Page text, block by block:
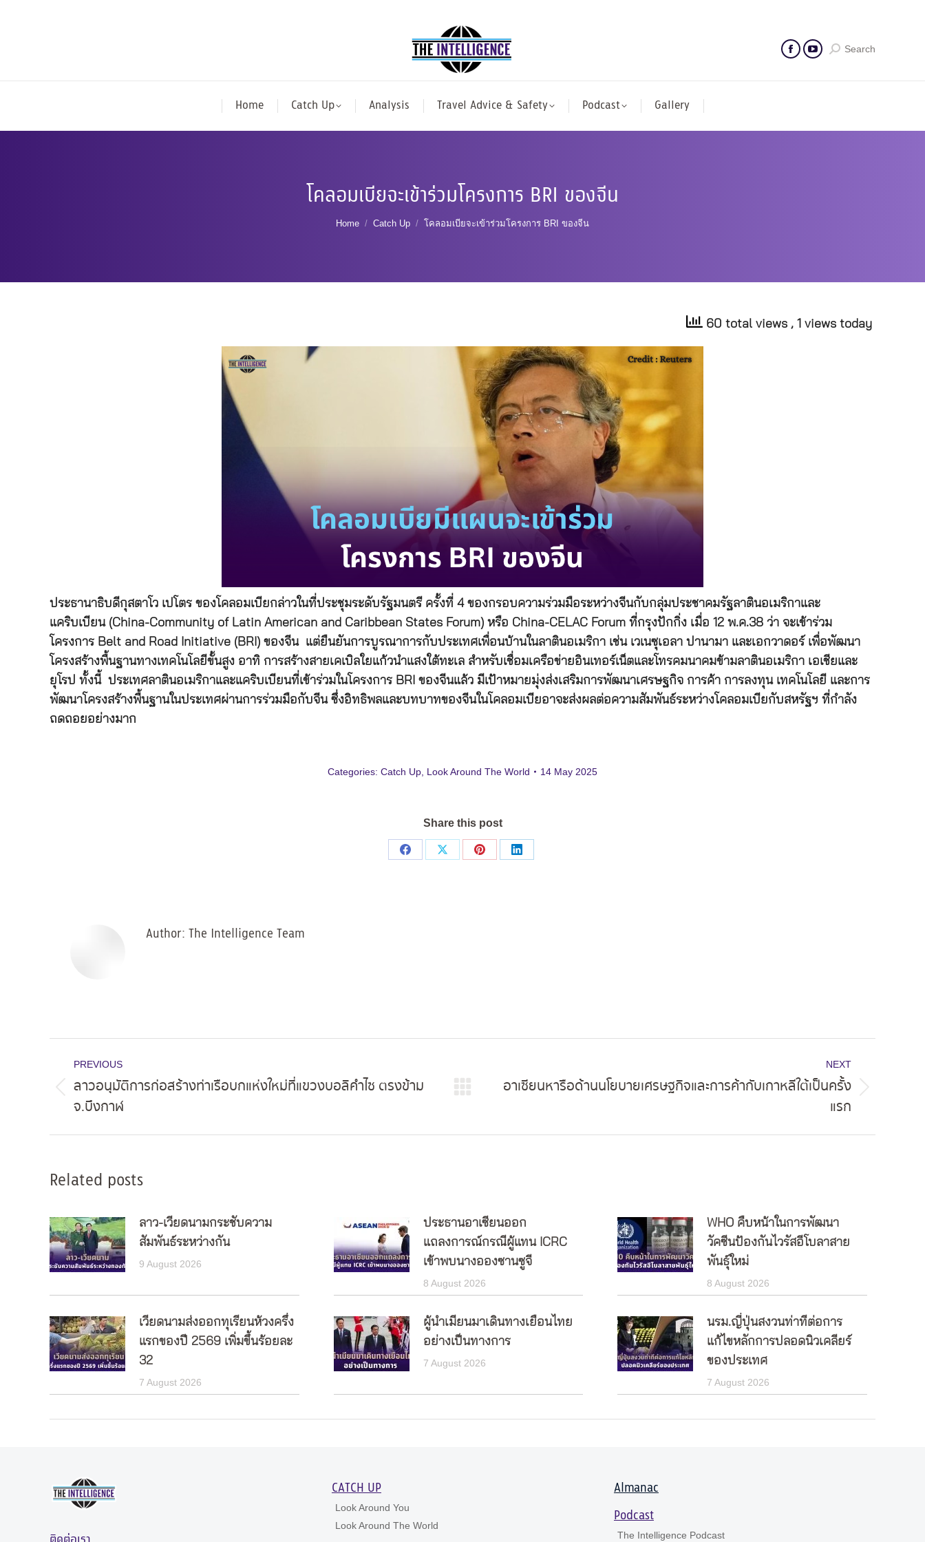
Search
Home Catch Up Analysis Travel Advice & Safety Podcast Gallery
โคลอมเบียจะเข้าร่วมโครงการ BRI ของจีน
You are here:
Home Catch Up โคลอมเบียจะเข้าร่วมโครงการ BRI ของจีน
60 total views , 1 views today
ประธานาธิบดีกุสตาโว เปโตร ของโคลอมเบียกล่าวในที่ประชุมระดับรัฐมนตรี ครั้งที่ 4 ของกรอบความร่วมมือระหว่างจีนกับกลุ่มประชาคมรัฐลาตินอเมริกาและ
แคริบเบียน (China-Community of Latin American and Caribbean States Forum) หรือ China-CELAC Forum ที่กรุงปักกิ่ง เมื่อ 12 พ.ค.38 ว่า จะเข้าร่วม
โครงการ Belt and Road Initiative (BRI) ของจีน แต่ยืนยันการบูรณาการกับประเทศเพื่อนบ้านในลาตินอเมริกา เช่น เวเนซุเอลา ปานามา และเอกวาดอร์ เพื่อพัฒนา
โครงสร้างพื้นฐานทางเทคโนโลยีขั้นสูง อาทิ การสร้างสายเคเบิลใยแก้วนำแสงใต้ทะเล สำหรับเชื่อมเครือข่ายอินเทอร์เน็ตและโทรคมนาคมข้ามลาตินอเมริกา เอเชียและ
ยุโรป ทั้งนี้ ประเทศลาตินอเมริกาและแคริบเบียนที่เข้าร่วมในโครงการ BRI ของจีนแล้ว มีเป้าหมายมุ่งส่งเสริมการพัฒนาเศรษฐกิจ การค้า การลงทุน เทคโนโลยี และการ
พัฒนาโครงสร้างพื้นฐานในประเทศผ่านการร่วมมือกับจีน ซึ่งอิทธิพลและบทบาทของจีนในโคลอมเบียอาจะส่งผลต่อความสัมพันธ์ระหว่างโคลอมเบียกับสหรัฐฯ ที่กำลัง
ถดถอยอย่างมาก
Categories: Catch Up Look Around The World 14 May 2025
Share this post
Share
Share
Share
Share
Author: The Intelligence Team
navigation
PREVIOUS
Previous
post:
ลาวอนุมัติการก่อสร้างท่าเรือบกแห่งใหม่ที่แขวงบอลิคำไซ ตรงข้าม
จ.บึงกาฬ
NEXT
อาเซียนหารือด้านนโยบายเศรษฐกิจและการค้ากับเกาหลีใต้เป็นครั้ง
แรก
Related posts
ลาว-เวียดนามกระชับความ
สัมพันธ์ระหว่างกัน
9 August 2026
ประธานอาเซียนออก
แถลงการณ์กรณีผู้แทน ICRC
เข้าพบนางอองซานซูจี
8 August 2026
WHO คืบหน้าในการพัฒนา
วัคซีนป้องกันไวรัสอีโบลาสาย
พันธุ์ใหม่
8 August 2026
เวียดนามส่งออกทุเรียนห้วงครึ่ง
แรกของปี 2569 เพิ่มขึ้นร้อยละ
32
7 August 2026
ผู้นำเมียนมาเดินทางเยือนไทย
อย่างเป็นทางการ
7 August 2026
นรม.ญี่ปุ่นสงวนท่าทีต่อการ
แก้ไขหลักการปลอดนิวเคลียร์
ของประเทศ
7 August 2026
CATCH UP
Look Around You
Look Around The World
Almanac
Podcast
The Intelligence Podcast